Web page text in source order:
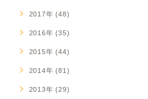
2017年 (48)
2016年 (35)
2015年 (44)
2014年 (81)
2013年 (29)